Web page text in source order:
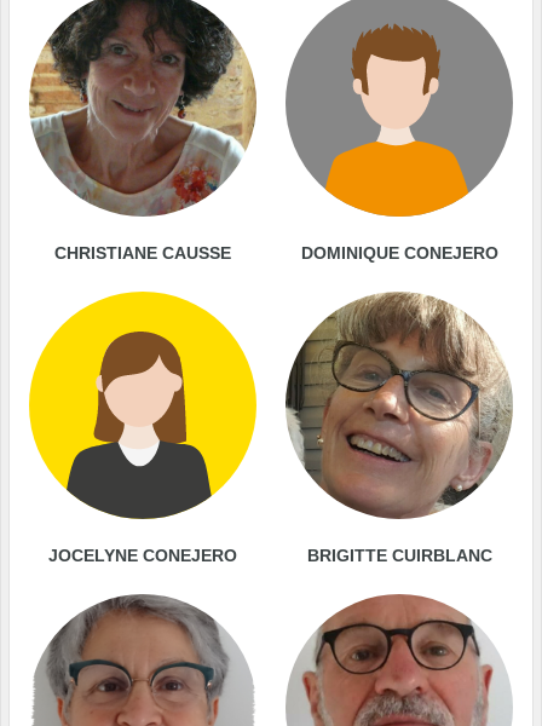
CHRISTIANE CAUSSE DOMINIQUE CONEJERO
JOCELYNE CONEJERO BRIGITTE CUIRBLANC